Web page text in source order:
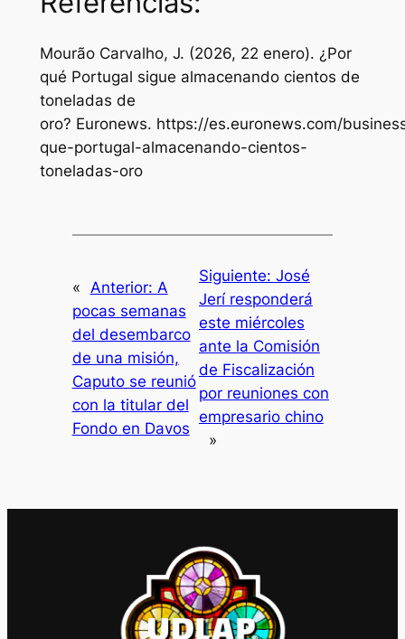
Mourão Carvalho, J. (2026, 22 enero). ¿Por
qué Portugal sigue almacenando cientos de
toneladas de
oro? Euronews. https://es.euronews.com/
que-portugal-almacenando-cientos-
toneladas-oro
« Anterior: A
pocas semanas
del desembarco
de una misión,
Caputo se reunió
con la titular del
Fondo en Davos
Siguiente: José
Jerí responderá
este miércoles
ante la Comisión
de Fiscalización
por reuniones con
empresario chino
»